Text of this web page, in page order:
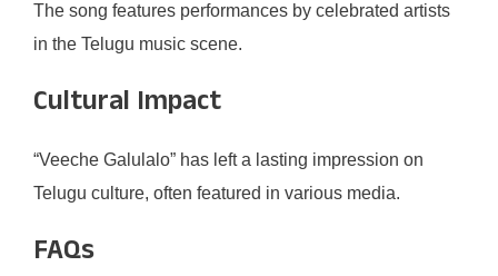
The song features performances by celebrated artists
in the Telugu music scene.
Cultural Impact
“Veeche Galulalo” has left a lasting impression on
Telugu culture, often featured in various media.
FAQs